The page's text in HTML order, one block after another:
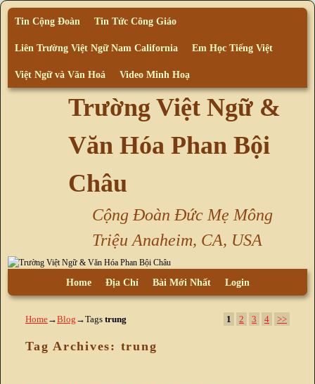
Tin Cộng Đoàn Tin Tức Công Giáo
Liên Trường Việt Ngữ Nam California Em Học Tiếng Việt
Việt Ngữ và Văn Hoá Video Minh Hoạ
Trường Việt Ngữ &
Văn Hóa Phan Bội
Châu
Cộng Đoàn Đức Mẹ Mông
Triệu Anaheim, CA, USA
Home Địa Chỉ Bài Mới Nhất Login
Home→Blog →Tags trung 1 2 3 4 >>
Tag Archives: trung